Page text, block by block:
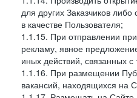
для других Заказчиков
в качестве Пользователя;
1.1.15. При отправлении
рекламу, явное
иных действий, связанных с
1.1.16. При размещении
вакансий, находящихся на